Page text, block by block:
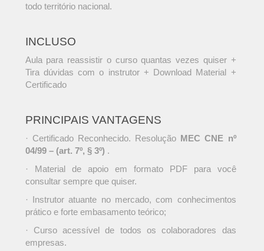
todo território nacional.
INCLUSO
Aula para reassistir o curso quantas vezes quiser +
Tira dúvidas com o instrutor + Download Material +
Certificado
PRINCIPAIS VANTAGENS
· Certificado Reconhecido. Resolução MEC CNE nº
04/99 – (art. 7º, § 3º) .
· Material de apoio em formato PDF para você
consultar sempre que quiser.
· Instrutor atuante no mercado, com conhecimentos
prático e forte embasamento teórico;
· Curso acessível de todos os colaboradores das
empresas.